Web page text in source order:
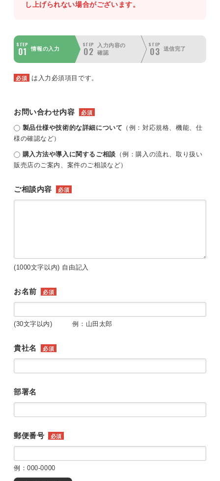
し上げられない場合がございます。
STEP
01 情報の入力
STEP
02
入力内容の
確認
STEP
03 送信完了
必須 は入力必須項目です。
お問い合わせ内容 必須
製品仕様や技術的な詳細について （例：対応規格、機能、仕
様の確認など）
購入方法や導入に関するご相談 （例：購入の流れ、取り扱い
販売店のご案内、案件のご相談など）
ご相談内容 必須
(1000文字以内) 自由記入
お名前 必須
(30文字以内) 例：山田太郎
貴社名 必須
部署名
郵便番号 必須
例：000-0000